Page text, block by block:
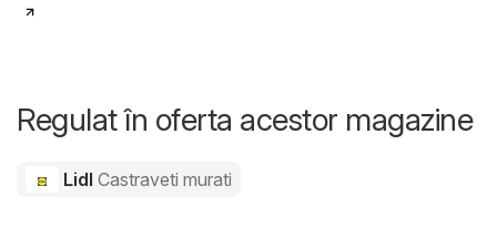
Regulat în oferta acestor magazine
Lidl Castraveti murati